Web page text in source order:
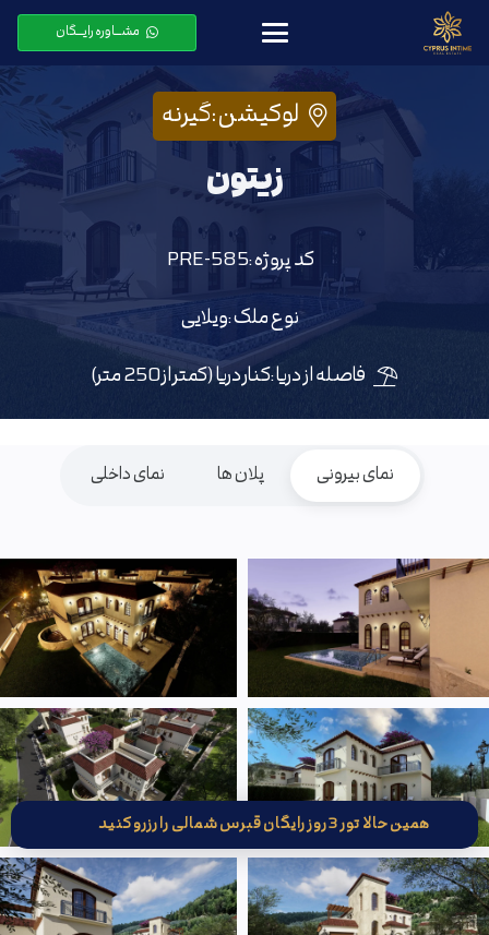
مشـــاوره رایـــگان
لوکیشن :گیرنه
زیتون
کد پروژه :PRE-585
نوع ملک :ویلایی
فاصله از دریا :کنار دریا (کمتر از250 متر)
نمای بیرونی پلان ها نمای داخلی
همین حالا تور 3 روز رایگان قبرس شمالی را رزرو کنید